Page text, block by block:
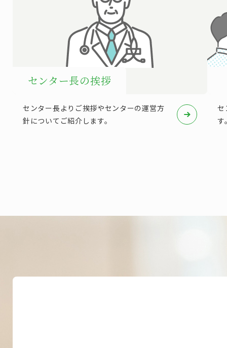
センター長の挨拶
センター長よりご挨拶やセンターの運営方
針についてご紹介します。
セ
す